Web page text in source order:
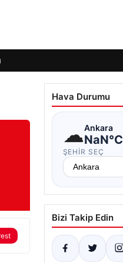
Hava Durumu
☁Ankara
NaN°C
ŞEHIR SEÇ
Bizi Takip Edin